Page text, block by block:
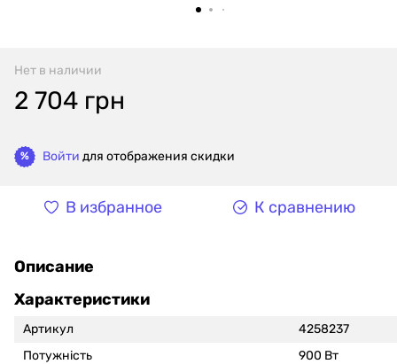
Нет в наличии
2 704 грн
% Войти для отображения скидки
В избранное К сравнению
Описание
Характеристики
Артикул
4258237
Потужність
900 Вт